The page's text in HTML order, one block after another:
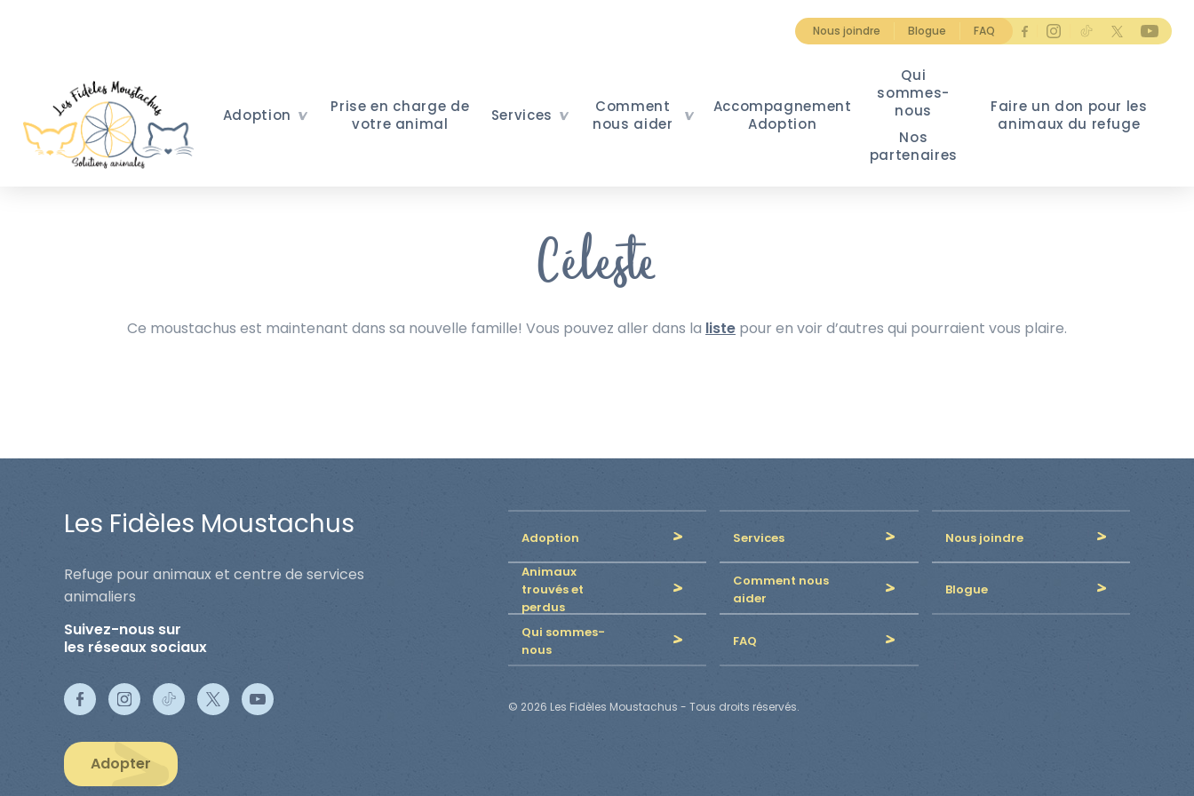
Nous joindre Blogue FAQ
Adoption
Prise en charge de
votre animal
Services
Comment
nous aider
Accompagnement
Adoption
Qui
sommes-
nous
Nos
partenaires
Faire un don pour les
animaux du refuge
Céleste
Ce moustachus est maintenant dans sa nouvelle famille! Vous pouvez aller dans la liste pour en voir d’autres qui pourraient vous plaire.
Les Fidèles Moustachus
Refuge pour animaux et centre de services
animaliers
Suivez-nous sur
les réseaux sociaux
Adopter
Adoption Services
Nous joindre
Animaux
trouvés et
perdus
Comment nous
aider
Blogue
Qui sommes-
nous
FAQ
© 2026 Les Fidèles Moustachus - Tous droits réservés.